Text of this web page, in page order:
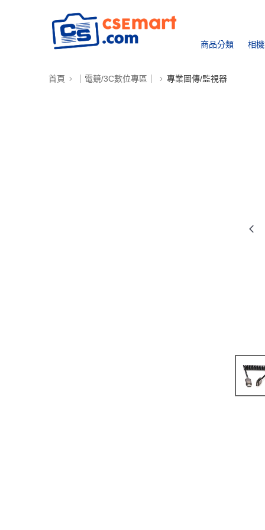
商品分類 相
首頁 ｜電競/3C數位專區｜ 專業圖傳/監視器